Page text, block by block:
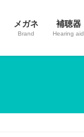
メガネ
Brand
補聴器
Hearing aid